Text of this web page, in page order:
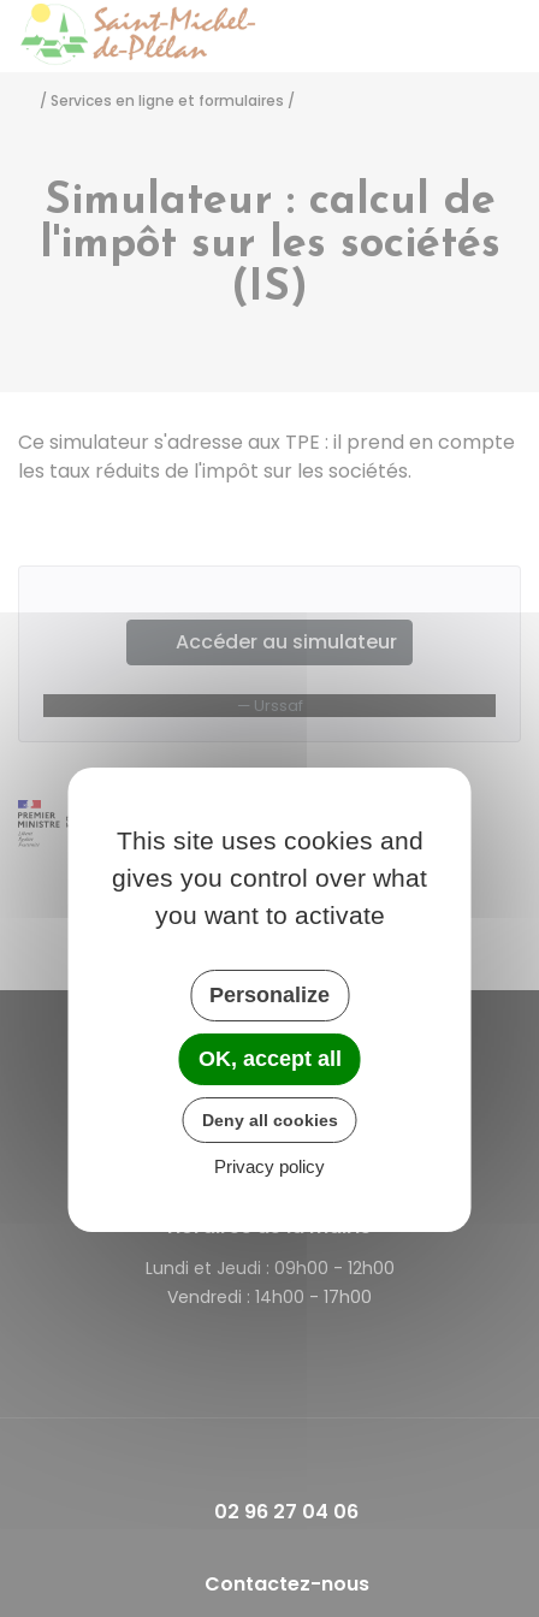
/ Services en ligne et formulaires /
Simulateur : calcul de
l'impôt sur les sociétés
(IS)
Ce simulateur s'adresse aux TPE : il prend en compte
les taux réduits de l'impôt sur les sociétés.
Accéder au simulateur
Urssaf
Saint-Michel-de-Plélan
4 rue des Terre Neuvas
22980 Saint-Michel-de-Plélan
France
Horaires de la mairie
Lundi et Jeudi : 09h00 - 12h00
Vendredi : 14h00 - 17h00
02 96 27 04 06
Contactez-nous
This site uses cookies and
gives you control over what
you want to activate
Personalize
OK, accept all
Deny all cookies
Privacy policy